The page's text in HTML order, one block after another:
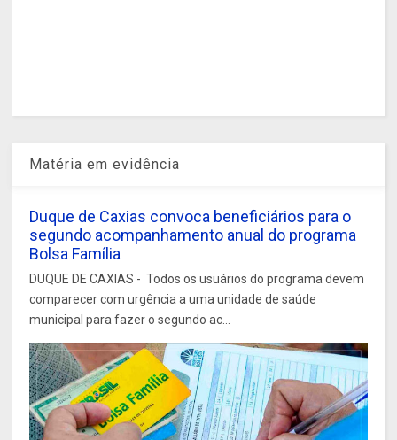
Matéria em evidência
Duque de Caxias convoca beneficiários para o
segundo acompanhamento anual do programa
Bolsa Família
DUQUE DE CAXIAS - Todos os usuários do programa devem
comparecer com urgência a uma unidade de saúde
municipal para fazer o segundo ac...